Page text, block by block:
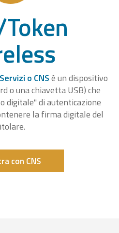
o CNSè un dispositivo
o una chiavetta USB) che
digitale" di autenticazione
la firma digitale del
con CNS